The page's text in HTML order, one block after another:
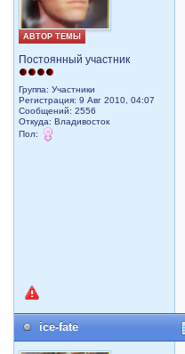
АВТОР ТЕМЫ
Постоянный участник
Группа: Участники
Регистрация: 9 Авг 2010, 04:07
Сообщений: 2556
Откуда: Владивосток
Пол:
ice-fate